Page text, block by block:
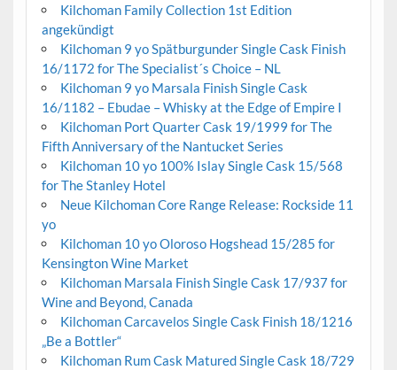
Kilchoman Family Collection 1st Edition
angekündigt
Kilchoman 9 yo Spätburgunder Single Cask Finish
16/1172 for The Specialist´s Choice – NL
Kilchoman 9 yo Marsala Finish Single Cask
16/1182 – Ebudae – Whisky at the Edge of Empire I
Kilchoman Port Quarter Cask 19/1999 for The
Fifth Anniversary of the Nantucket Series
Kilchoman 10 yo 100% Islay Single Cask 15/568
for The Stanley Hotel
Neue Kilchoman Core Range Release: Rockside 11
yo
Kilchoman 10 yo Oloroso Hogshead 15/285 for
Kensington Wine Market
Kilchoman Marsala Finish Single Cask 17/937 for
Wine and Beyond, Canada
Kilchoman Carcavelos Single Cask Finish 18/1216
„Be a Bottler“
Kilchoman Rum Cask Matured Single Cask 18/729